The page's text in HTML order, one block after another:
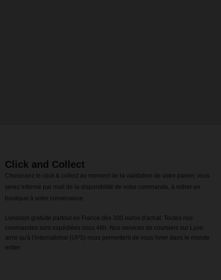
Click and Collect
Choisissez le click & collect au moment de la validation de votre panier, vous
serez informé par mail de la disponibilité de votre commande, à retirer en
boutique à votre convenance.
Livraison gratuite partout en France dès 300 euros d'achat. Toutes nos
commandes sont expédiées sous 48h. Nos services de coursiers sur Lyon
ainsi qu'à l'international (UPS) nous permettent de vous livrer dans le monde
entier.